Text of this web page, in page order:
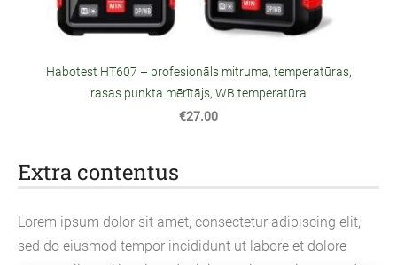
Extra contentus
Lorem ipsum dolor sit amet, consectetur adipiscing elit,
sed do eiusmod tempor incididunt ut labore et dolore
Habotest HT607 – profesionāls mitruma, temperatūras,
rasas punkta mērītājs, WB temperatūra
€27.00